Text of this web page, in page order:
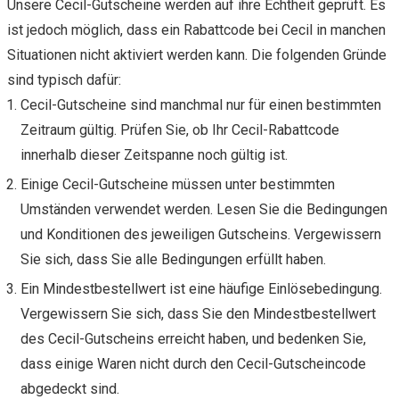
Unsere Cecil-Gutscheine werden auf ihre Echtheit geprüft. Es
ist jedoch möglich, dass ein Rabattcode bei Cecil in manchen
Situationen nicht aktiviert werden kann. Die folgenden Gründe
sind typisch dafür:
Cecil-Gutscheine sind manchmal nur für einen bestimmten
Zeitraum gültig. Prüfen Sie, ob Ihr Cecil-Rabattcode
innerhalb dieser Zeitspanne noch gültig ist.
Einige Cecil-Gutscheine müssen unter bestimmten
Umständen verwendet werden. Lesen Sie die Bedingungen
und Konditionen des jeweiligen Gutscheins. Vergewissern
Sie sich, dass Sie alle Bedingungen erfüllt haben.
Ein Mindestbestellwert ist eine häufige Einlösebedingung.
Vergewissern Sie sich, dass Sie den Mindestbestellwert
des Cecil-Gutscheins erreicht haben, und bedenken Sie,
dass einige Waren nicht durch den Cecil-Gutscheincode
abgedeckt sind.